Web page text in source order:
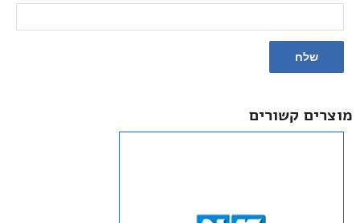
מוצרים קשורים